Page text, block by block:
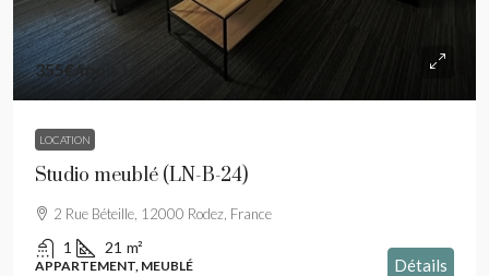
355€/mois HC
LOCATION
Studio meublé (LN-B-24)
2 Rue Béteille, 12000 Rodez, France
1 21 m²
APPARTEMENT, MEUBLÉ Détails